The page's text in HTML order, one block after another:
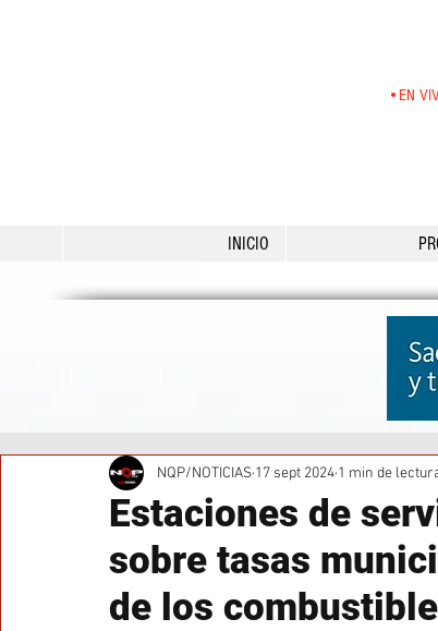
•EN
INICIO
Estaciones de
sobre tasas
de los
NQP/NOTICIAS 17 sept 2024 1 min de